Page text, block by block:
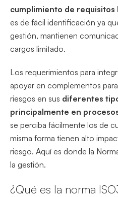
cumplimiento de requisitos
es de fácil identificación ya
gestión, mantienen
cargos limitado.
Los requerimientos para
apoyar en complementos
riesgos en sus diferentes
principalmente en
se perciba fácilmente los de
misma forma tienen alto
riesgo. Aquí es donde la
la gestión.
¿Qué es la norma